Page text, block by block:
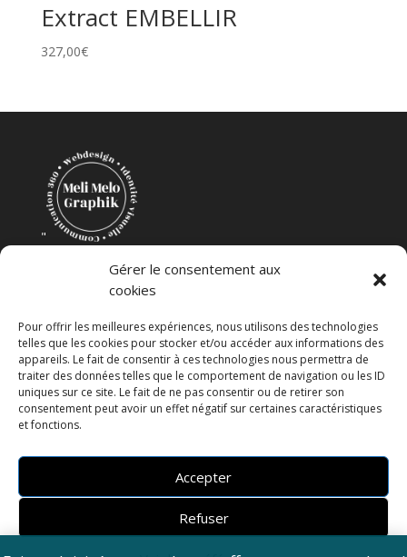
Gérer le consentement aux
cookies
Pour offrir les meilleures expériences, nous utilisons des technologies
telles que les cookies pour stocker et/ou accéder aux informations des
appareils. Le fait de consentir à ces technologies nous permettra de
traiter des données telles que le comportement de navigation ou les ID
uniques sur ce site. Le fait de ne pas consentir ou de retirer son
consentement peut avoir un effet négatif sur certaines caractéristiques
et fonctions.
Accepter
Refuser
Extract EMBELLIR
327,00€
"
Cosmoligne 2024